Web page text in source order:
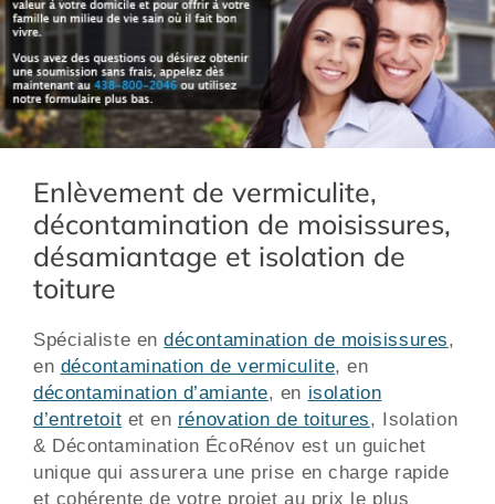
Enlèvement de vermiculite,
décontamination de moisissures,
désamiantage et isolation de
toiture
Spécialiste endécontamination de moisissures
en décontamination de vermiculite , en
décontamination d’amiante , en isolation
d’entretoit et en rénovation de toitures
, Isolation
& Décontamination ÉcoRénov est un guichet
unique qui assurera une prise en charge rapide
et cohérente de votre projet au prix le plus